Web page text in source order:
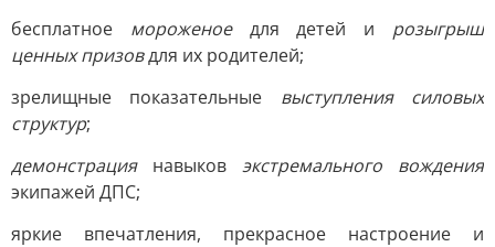
бесплатное мороженоедля детей и розыгрыш
ценных призовдля их родителей;
зрелищные показательные выступления силовых
структур;
демонстрациянавыков экстремального вождения
экипажей ДПС;
яркие впечатления, прекрасное настроение и